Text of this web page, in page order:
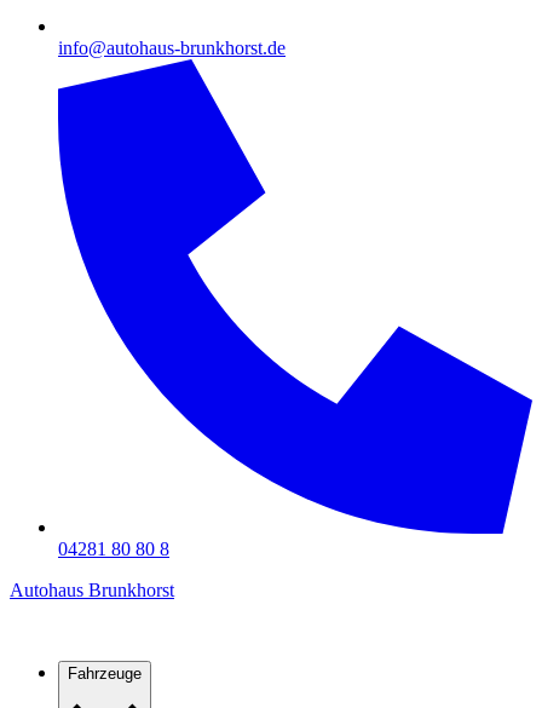
info@autohaus-brunkhorst.de
04281 80 80 8
Autohaus Brunkhorst
Fahrzeuge